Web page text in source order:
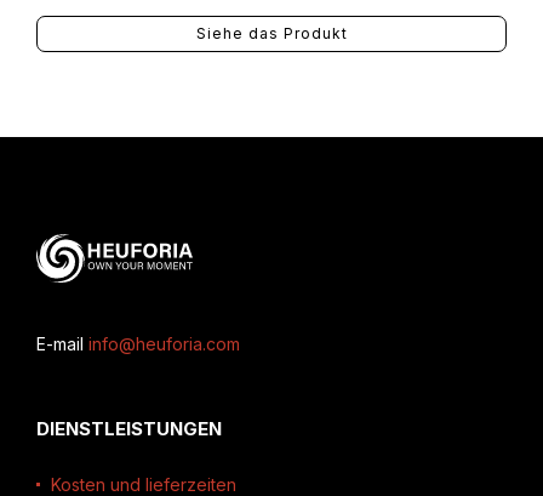
Siehe das Produkt
E-mail info@heuforia.com
DIENSTLEISTUNGEN
Kosten und lieferzeiten